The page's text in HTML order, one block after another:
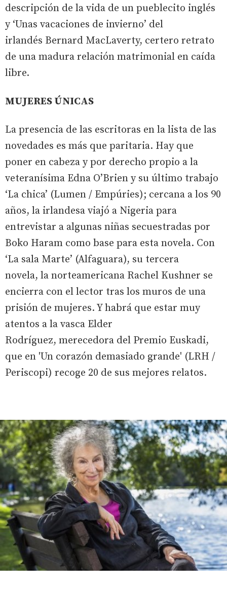
descripción de la vida de un pueblecito inglés
y ‘Unas vacaciones de invierno’ del
irlandés Bernard MacLaverty, certero retrato
de una madura relación matrimonial en caída
libre.
MUJERES ÚNICAS
La presencia de las escritoras en la lista de las
novedades es más que paritaria. Hay que
poner en cabeza y por derecho propio a la
veteranísima Edna O’Brien y su último trabajo
‘La chica’ (Lumen / Empúries); cercana a los 90
años, la irlandesa viajó a Nigeria para
entrevistar a algunas niñas secuestradas por
Boko Haram como base para esta novela. Con
‘La sala Marte’ (Alfaguara), su tercera
novela, la norteamericana Rachel Kushner se
encierra con el lector tras los muros de una
prisión de mujeres. Y habrá que estar muy
atentos a la vasca Elder
Rodríguez, merecedora del Premio Euskadi,
que en 'Un corazón demasiado grande' (LRH /
Periscopi) recoge 20 de sus mejores relatos.